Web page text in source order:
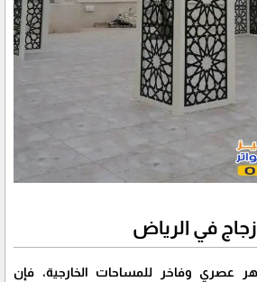
في الرياض
عصري وفاخر للمساحات الخارجية، فإن